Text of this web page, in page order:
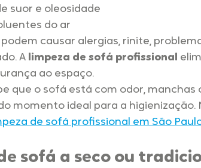
suor e oleosidade
do ar
causar alergias, rinite,
A limpeza de sofá profissional
ao espaço.
que o sofá está com odor, manchas
momento ideal para a higienização.
de sofá profissional em São
sofá a seco ou